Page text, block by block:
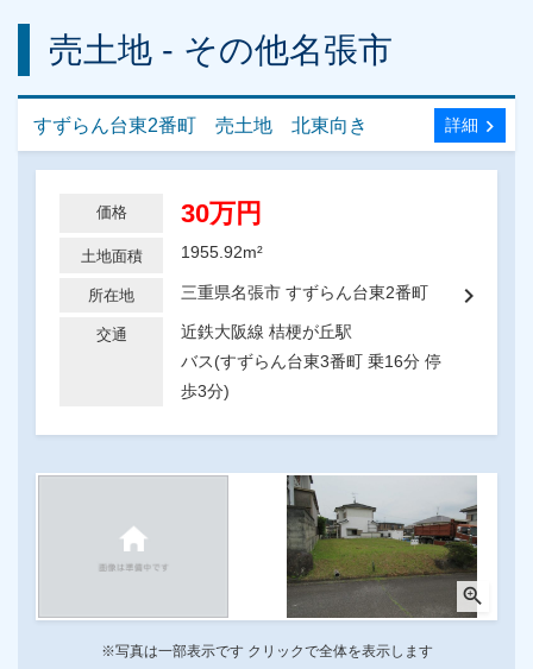
売土地 - その他名張市
すずらん台東2番町 売土地 北東向き 詳細 chevron_right
chevron_right
価格 30万円
土地面積 1955.92m²
所在地 三重県名張市 すずらん台東2番町
交通
近鉄大阪線 桔梗が丘駅
バス(すずらん台東3番町 乗16分 停
歩3分)
zoom_in
※写真は一部表示です クリックで全体を表示します